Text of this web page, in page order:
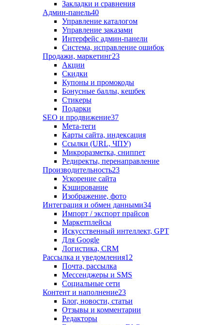
Закладки и сравнения
Админ-панель40
Управление каталогом
Управление заказами
Интерфейс админ-панели
Система, исправление ошибок
Продажи, маркетинг23
Акции
Скидки
Купоны и промокоды
Бонусные баллы, кешбек
Стикеры
Подарки
SEO и продвижение37
Мета-теги
Карты сайта, индексация
Ссылки (URL, ЧПУ)
Микроразметка, сниппет
Редиректы, перенаправление
Производительность23
Ускорение сайта
Кэширование
Изображение, фото
Интеграция и обмен данными34
Импорт / экспорт прайсов
Маркетплейсы
Искусственный интеллект, GPT
Для Google
Логистика, CRM
Рассылка и уведомления12
Почта, рассылка
Мессенджеры и SMS
Социальные сети
Контент и наполнение23
Блог, новости, статьи
Отзывы и комментарии
Редакторы